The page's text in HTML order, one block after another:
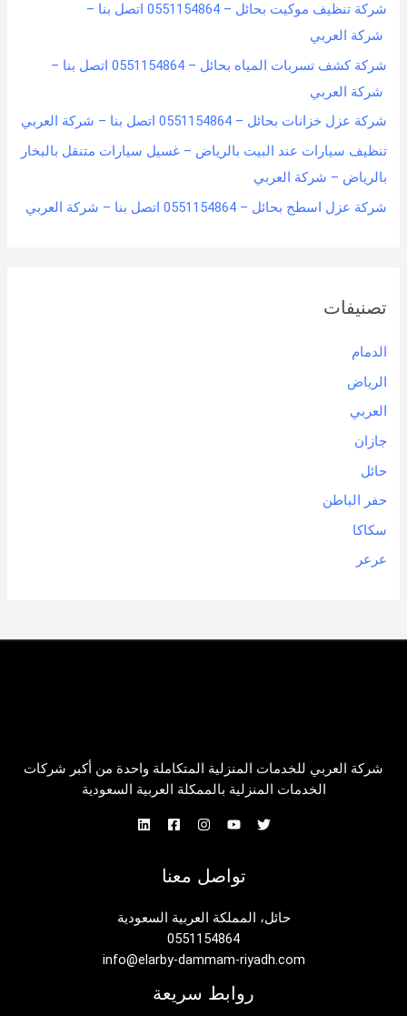
شركة تنظيف موكيت بحائل – 0551154864 اتصل بنا –
شركة العربي
شركة كشف تسربات المياه بحائل – 0551154864 اتصل بنا –
شركة العربي
شركة عزل خزانات بحائل – 0551154864 اتصل بنا – شركة العربي
تنظيف سيارات عند البيت بالرياض – غسيل سيارات متنقل بالبخار
بالرياض – شركة العربي
شركة عزل اسطح بحائل – 0551154864 اتصل بنا – شركة العربي
تصنيفات
الدمام
الرياض
العربي
جازان
حائل
حفر الباطن
سكاكا
عرعر
شركة العربي للخدمات المنزلية المتكاملة واحدة من أكبر شركات
الخدمات المنزلية بالممكلة العربية السعودية
تواصل معنا
حائل، المملكة العربية السعودية
0551154864
info@elarby-dammam-riyadh.com
روابط سريعة